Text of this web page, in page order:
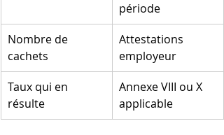
période
Nombre de
cachets
Attestations
employeur
Taux qui en
résulte
Annexe VIII ou X
applicable